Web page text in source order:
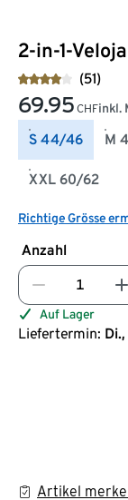
2-in-1-
(51)
69.95 CHFinkl.
S 44/46 M
XXL 60/62
Richtige Grösse
Anzahl
Auf Lager
Liefertermin:
Artikel